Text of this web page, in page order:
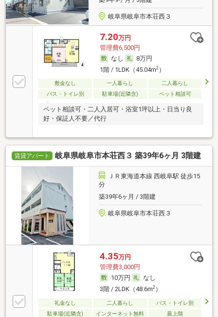
岐阜県岐阜市本荘西３
7.20万円
管理費6,500円
なし
8万円
1階 / 1LDK（45.04m2）
敷金なし 一人暮らし
二人暮らし
バス・トイレ別
駐車場(近隣含) ペット相談可
ペット相談可・二人入居可・浴室1坪以上・日当り良
好・保証人不要／代行
賃貸アパート 岐阜県岐阜市本荘西３ 築39年6ヶ月 3階建
ＪＲ東海道本線 西岐阜駅 徒歩15
分
築39年6ヶ月 / 3階建
岐阜県岐阜市本荘西３
4.35万円
管理費3,000円
10万円
なし
3階 / 2LDK（48.6m2）
礼金なし 二人暮らし
バス・トイレ別
駐車場(近隣含)
インターネット無料 最上階